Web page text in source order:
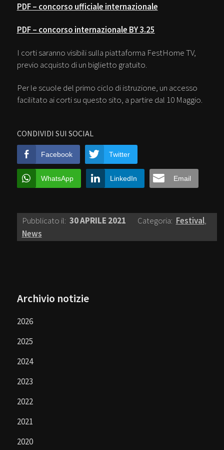
PDF – concorso ufficiale internazionale
PDF – concorso internazionale BY 3.25
I corti saranno visibili sulla piattaforma FestHome TV,
previo acquisto di un biglietto gratuito.
Per le scuole del primo ciclo di istruzione, un accesso
facilitato ai corti su questo sito, a partire dal 10 Maggio.
CONDIVIDI SUI SOCIAL
Facebook Twitter
WhatsApp LinkedIn Email
Pubblicato il: 30 APRILE 2021 Categoria: Festival,
News
Archivio notizie
2026
2025
2024
2023
2022
2021
2020